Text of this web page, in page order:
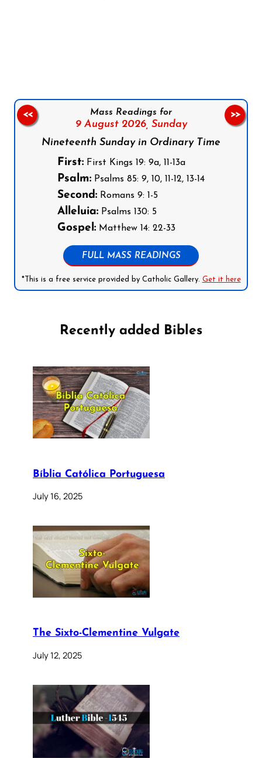
Mass Readings for
9 August 2026, Sunday
Nineteenth Sunday in Ordinary Time
First: First Kings 19: 9a, 11-13a
Psalm: Psalms 85: 9, 10, 11-12, 13-14
Second: Romans 9: 1-5
Alleluia: Psalms 130: 5
Gospel: Matthew 14: 22-33
FULL MASS READINGS
*This is a free service provided by Catholic Gallery. Get it here
<< >>
Recently added Bibles
Bíblia Católica Portuguesa
July 16, 2025
The Sixto-Clementine Vulgate
July 12, 2025